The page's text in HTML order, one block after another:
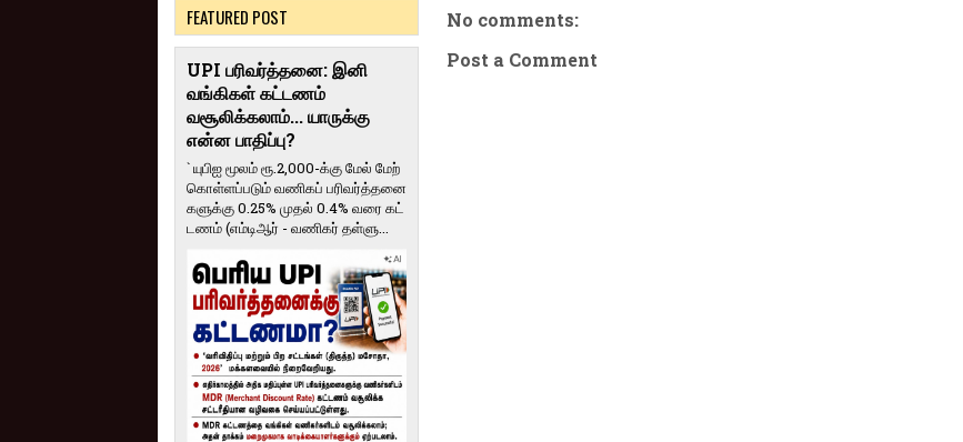
No comments:
Post a Comment
FEATURED POST
UPI பரிவர்த்தனை: இனி
வங்கிகள் கட்டணம்
வசூலிக்கலாம்... யாருக்கு
என்ன பாதிப்பு?
` யுபிஐ மூலம் ரூ.2,000-க்கு மேல் மேற்​
கொள்​ளப்​படும் வணி​கப் பரிவர்த்​தனை​
களுக்கு 0.25% முதல் 0.4% வரை கட்​
ட​ணம் (எம்​டிஆர் - வணி​கர் தள்​ளு...